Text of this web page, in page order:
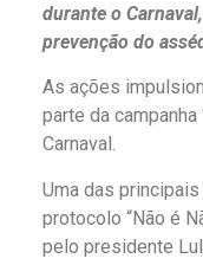
durante o
prevenção do
As ações
parte da
Carnaval.
Uma das
protocolo “Não é
pelo presidente